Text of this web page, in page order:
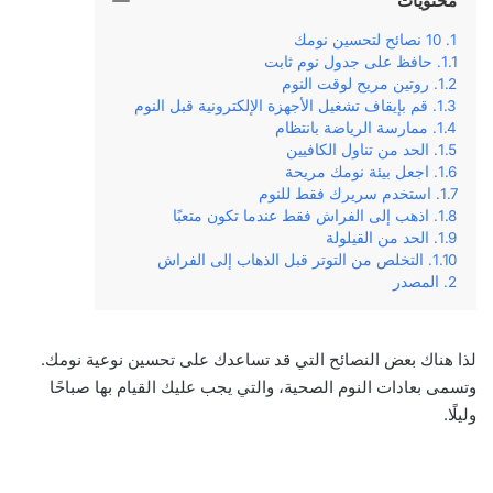
10 نصائح لتحسين نومك
حافظ على جدول نوم ثابت
روتين مريح لوقت النوم
قم بإيقاف تشغيل الأجهزة الإلكترونية قبل النوم
ممارسة الرياضة بانتظام
الحد من تناول الكافيين
اجعل بيئة نومك مريحة
استخدم سريرك فقط للنوم
اذهب إلى الفراش فقط عندما تكون متعبًا
الحد من القيلولة
التخلص من التوتر قبل الذهاب إلى الفراش
المصدر
لذا هناك بعض النصائح التي قد تساعدك على تحسين نوعية نومك.
وتسمى بعادات النوم الصحية، والتي يجب عليك القيام بها صباحًا
وليلًا.